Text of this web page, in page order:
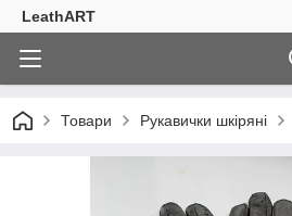
LeathART
Товари Рукавички шкіряні